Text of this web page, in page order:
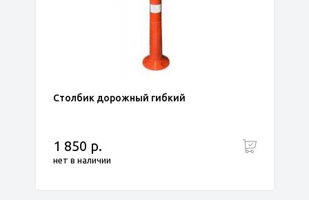
Столбик дорожный гибкий
1 850 р.
нет в наличии